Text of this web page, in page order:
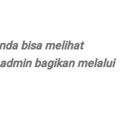
bisa melihat
bagikan melalui